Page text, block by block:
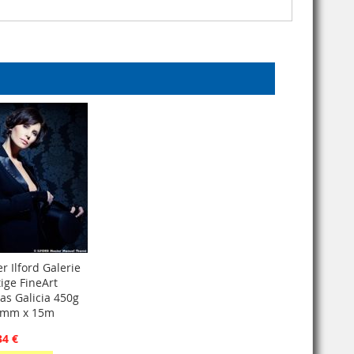
Ilford Galerie
FineArt
Galicia 450g
x 15m
€